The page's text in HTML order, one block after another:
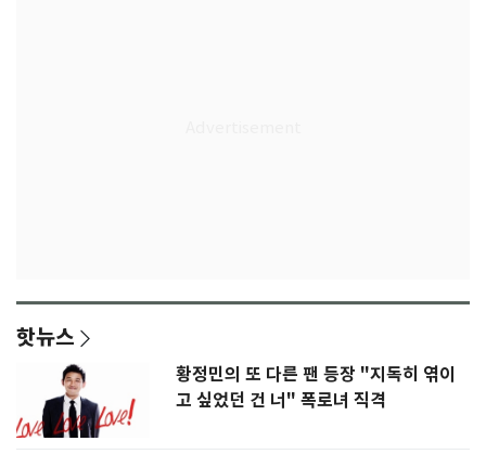
핫뉴스
황정민의 또 다른 팬 등장 "지독히 엮이
고 싶었던 건 너" 폭로녀 직격